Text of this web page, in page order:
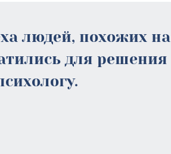
людей, похожих на
для решения